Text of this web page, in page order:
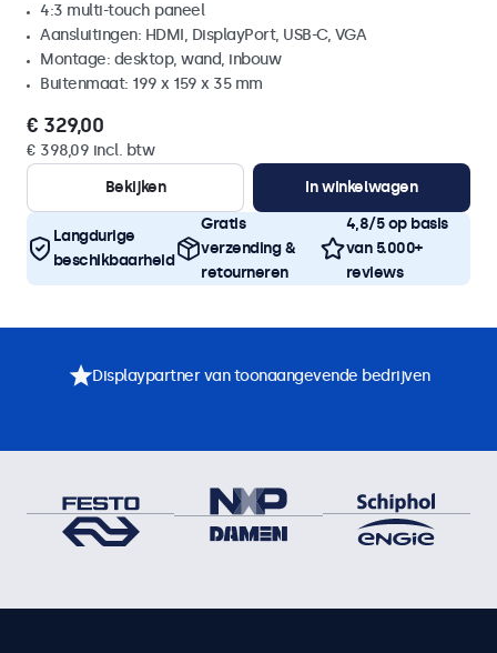
4:3 multi-touch paneel
Aansluitingen: HDMI, DisplayPort, USB-C, VGA
Montage: desktop, wand, inbouw
Buitenmaat: 199 x 159 x 35 mm
€ 329,00
€ 398,09 incl. btw
Bekijken
In winkelwagen
Langdurige
beschikbaarheid
Gratis
verzending &
retourneren
4,8/5 op basis
van 5.000+
reviews
Displaypartner van toonaangevende bedrijven